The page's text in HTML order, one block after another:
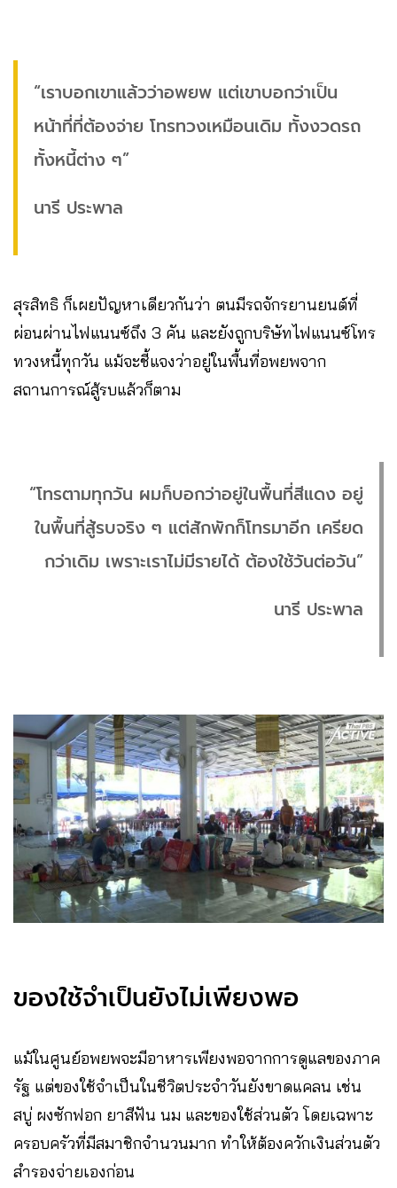
“เราบอกเขาแล้วว่าอพยพ แต่เขาบอกว่าเป็น
หน้าที่ที่ต้องจ่าย โทรทวงเหมือนเดิม ทั้งงวดรถ
ทั้งหนี้ต่าง ๆ”
นารี ประพาล
สุรสิทธิ ก็เผยปัญหาเดียวกันว่า ตนมีรถจักรยานยนต์ที่
ผ่อนผ่านไฟแนนซ์ถึง 3 คัน และยังถูกบริษัทไฟแนนซ์โทร
ทวงหนี้ทุกวัน แม้จะชี้แจงว่าอยู่ในพื้นที่อพยพจาก
สถานการณ์สู้รบแล้วก็ตาม
“โทรตามทุกวัน ผมก็บอกว่าอยู่ในพื้นที่สีแดง อยู่
ในพื้นที่สู้รบจริง ๆ แต่สักพักก็โทรมาอีก เครียด
กว่าเดิม เพราะเราไม่มีรายได้ ต้องใช้วันต่อวัน”
นารี ประพาล
ของใช้จำเป็นยังไม่เพียงพอ
แม้ในศูนย์อพยพจะมีอาหารเพียงพอจากการดูแลของภาค
รัฐ แต่ของใช้จำเป็นในชีวิตประจำวันยังขาดแคลน เช่น
สบู่ ผงซักฟอก ยาสีฟัน นม และของใช้ส่วนตัว โดยเฉพาะ
ครอบครัวที่มีสมาชิกจำนวนมาก ทำให้ต้องควักเงินส่วนตัว
สำรองจ่ายเองก่อน